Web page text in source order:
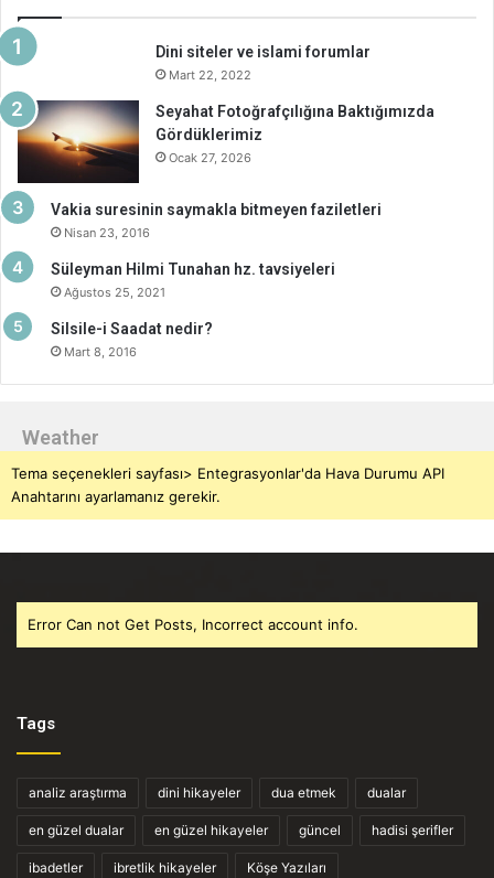
Dini siteler ve islami forumlar
Mart 22, 2022
Seyahat Fotoğrafçılığına Baktığımızda
Gördüklerimiz
Ocak 27, 2026
Vakia suresinin saymakla bitmeyen faziletleri
Nisan 23, 2016
Süleyman Hilmi Tunahan hz. tavsiyeleri
Ağustos 25, 2021
Silsile-i Saadat nedir?
Mart 8, 2016
Weather
Tema seçenekleri sayfası> Entegrasyonlar'da Hava Durumu API
Anahtarını ayarlamanız gerekir.
Error Can not Get Posts, Incorrect account info.
Tags
analiz araştırma dini hikayeler dua etmek dualar
en güzel dualar en güzel hikayeler güncel hadisi şerifler
ibadetler ibretlik hikayeler Köşe Yazıları